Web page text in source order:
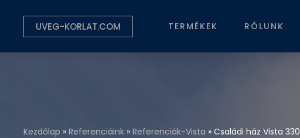
UVEG-KORLAT.COM TERMÉKEK RÓLUNK
Kezdőlap » Referenciáink » Referenciák-Vista » Családi ház Vista 330